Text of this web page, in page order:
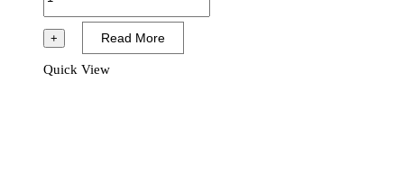
I-
Shoe
+ Read More
Quick View